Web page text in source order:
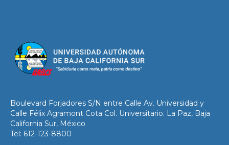
Boulevard Forjadores S/N entre Calle Av. Universidad y
Calle Félix Agramont Cota Col. Universitario. La Paz, Baja
California Sur, México
Tel: 612-123-8800